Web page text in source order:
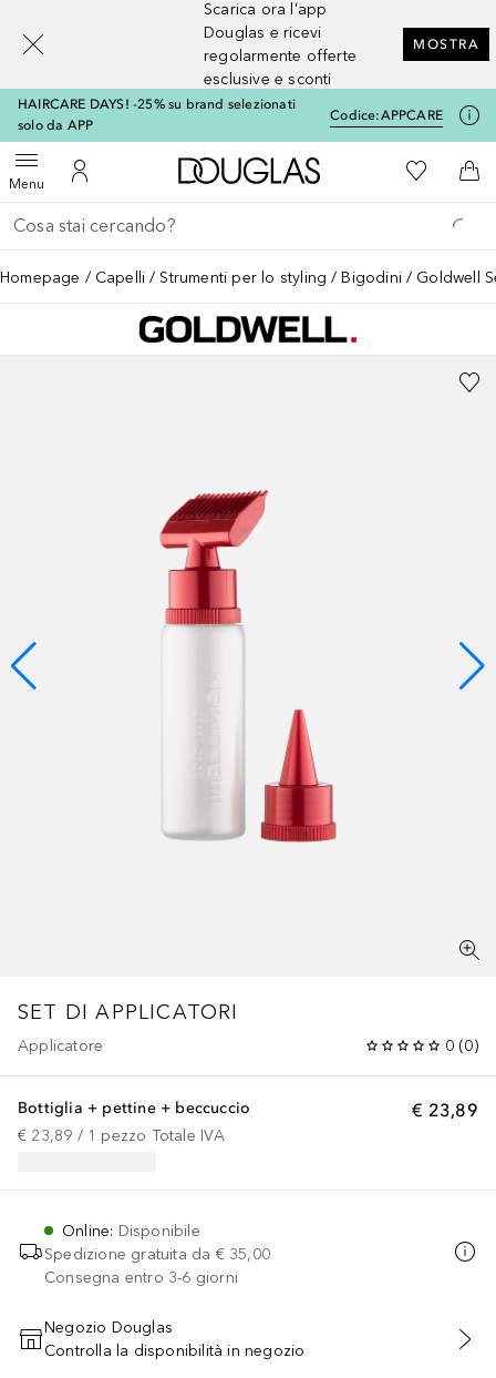
Scarica ora l'app
Douglas e ricevi
regolarmente offerte
esclusive e sconti
MOSTRA
HAIRCARE DAYS! -25% su brand selezionati
solo da APP
Codice:APPCARE
MenuApri menuAl Mio Account
A Douglas HomeAlla Mia
Al
Torna indietro
Esegui ricerca
Homepage Capelli Strumenti per lo styling Bigodini Goldwell
SET DI APPLICATORI
Applicatore 0 (0)
€ 23,89
Bottiglia + pettine + beccuccio
€ 23,89 / 1 pezzo Totale IVA
Online: Disponibile
Spedizione gratuita da € 35,00
Consegna entro 3-6 giorni
AGGIUNGI AL CARRELLO
Negozio Douglas
Controlla la disponibilità in negozio
[navigation.slideout.screenreader]